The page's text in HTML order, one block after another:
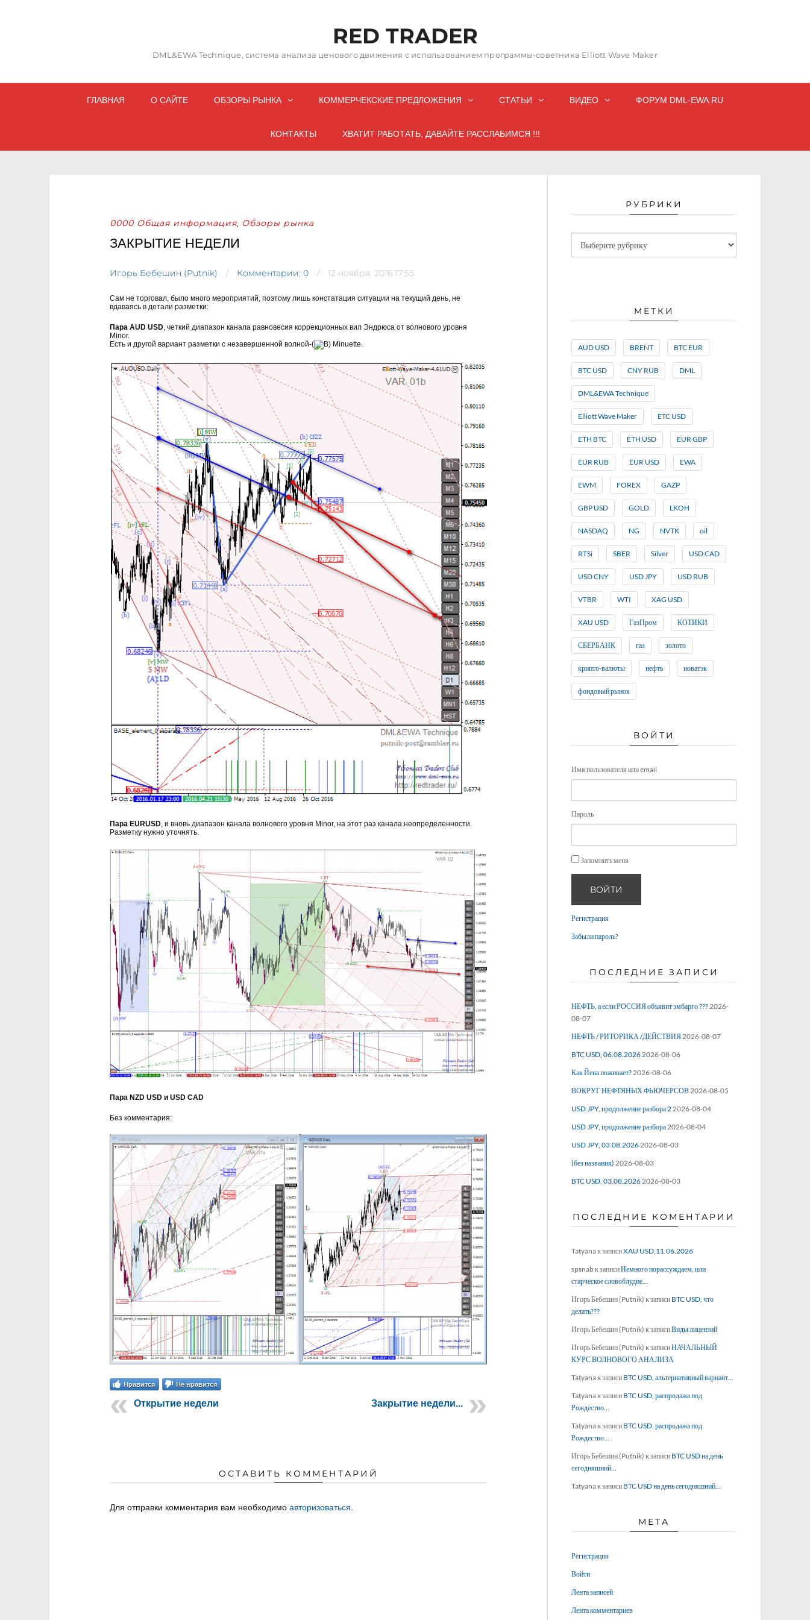
RED TRADER
DML&EWA Technique, система анализа ценового движения с использованием программы-советника Elliott Wave Maker
ГЛАВНАЯ О САЙТЕ ОБЗОРЫ РЫНКА КОММЕРЧЕКСКИЕ ПРЕДЛОЖЕНИЯ СТАТЬИ ВИДЕО ФОРУМ DML-EWA.RU
КОНТАКТЫ ХВАТИТ РАБОТАТЬ, ДАВАЙТЕ РАССЛАБИМСЯ !!!
0000 Общая информация, Обзоры рынка
ЗАКРЫТИЕ НЕДЕЛИ
Игорь Бебешин (Putnik) Комментарии: 0 12 ноября, 2016 17:55
Сам не торговал, было много мероприятий, поэтому лишь констатация ситуации на текущий день, не
вдаваясь в детали разметки:
Пара AUD USD, четкий диапазон канала равновесия коррекционных вил Эндрюса от волнового уровня
Minor.
Есть и другой вариант разметки с незавершенной волной-(
Minuette.
Пара EURUSD, и вновь диапазон канала волнового уровня Minor, на этот раз канала неопределенности.
Разметку нужно уточнять.
Пара NZD USD и USD CAD
Без комментария:
Нравится Не нравится
Открытие недели Закрытие недели...
ОСТАВИТЬ КОММЕНТАРИЙ
Для отправки комментария вам необходимо авторизоваться.
РУБРИКИ
МЕТКИ
AUD USD BRENT BTC EUR
BTC USD CNY RUB DML
DML&EWA Technique
Elliott Wave Maker ETC USD
ETH BTC ETH USD EUR GBP
EUR RUB EUR USD EWA
EWM FOREX GAZP
GBP USD GOLD LKOH
NASDAQ NG NVTK oil
RTSi SBER Silver USD CAD
USD CNY USD JPY USD RUB
VTBR WTI XAG USD
XAU USD ГазПром КОТИКИ
СБЕРБАНК газ золото
крипто-валюты нефть новатэк
фондовый рынок
ВОЙТИ
Имя пользователя или email
Пароль
Запомнить меня
ВОЙТИ
Регистрация
Забыли пароль?
ПОСЛЕДНИЕ ЗАПИСИ
НЕФТЬ, а если РОССИЯ объявит эмбарго ???2026-
08-07
НЕФТЬ / РИТОРИКА /ДЕЙСТВИЯ2026-08-07
BTC USD, 06.08.20262026-08-06
Как Йена поживает?2026-08-06
ВОКРУГ НЕФТЯНЫХ ФЬЮЧЕРСОВ2026-08-05
USD JPY, продолжение разбора 22026-08-04
USD JPY, продолжение разбора2026-08-04
USD JPY, 03.08.20262026-08-03
(без названия) 2026-08-03
BTC USD, 03.08.20262026-08-03
ПОСЛЕДНИЕ КОМЕНТАРИИ
Tatyanaк записиXAU USD,11.06.2026
spsnabк записиНемного порассуждаем, или
старческое словоблудие…
Игорь Бебешин (Putnik) к записи BTC USD, что
делать???
Игорь Бебешин (Putnik) к записиВиды лицензий
Игорь Бебешин (Putnik) к записиНАЧАЛЬНЫЙ
КУРС ВОЛНОВОГО АНАЛИЗА
Tatyanaк записи BTC USD, альтернативный вариант…
Tatyanaк записи BTC USD, распродажа под
Рождество…
Tatyanaк записи BTC USD, распродажа под
Рождество…
Игорь Бебешин (Putnik) к записи BTC USD на день
сегодняшний…
Tatyanaк записи BTC USD на день сегодняшний…
МЕТА
Регистрация
Войти
Лента записей
Лента комментариев